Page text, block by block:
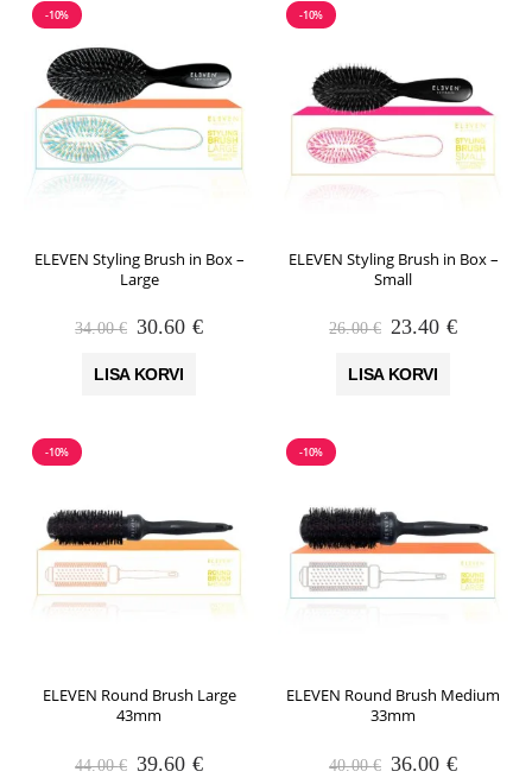
-10%
ELEVEN Styling Brush in Box –
Large
34.00€ Algne
oli:
30.60 €Praegune
LISA KORVI
-10%
ELEVEN Styling Brush in Box –
Small
26.00€ Algne
oli:
23.40 €
LISA KORVI
-10%
ELEVEN Round Brush Large
43mm
44.00€ Algne
39.60 €Praegune
-10%
ELEVEN Round Brush Medium
33mm
40.00€ Algne
36.00 €